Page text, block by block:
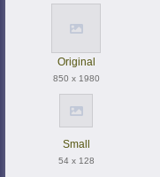
Original
850 x 1980
Small
54 x 128